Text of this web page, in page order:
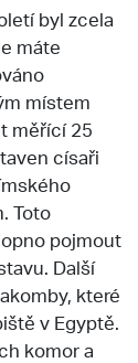
byl zcela
máte
místem
měřící 25
císaři
Toto
pojmout
Další
které
v Egyptě.
komor a